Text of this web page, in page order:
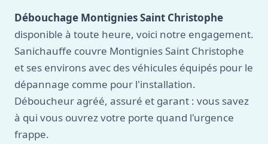
Débouchage Montignies Saint Christophe
disponible à toute heure, voici notre engagement.
Sanichauffe couvre Montignies Saint Christophe
et ses environs avec des véhicules équipés pour le
dépannage comme pour l'installation.
Déboucheur agréé, assuré et garant : vous savez
à qui vous ouvrez votre porte quand l'urgence
frappe.